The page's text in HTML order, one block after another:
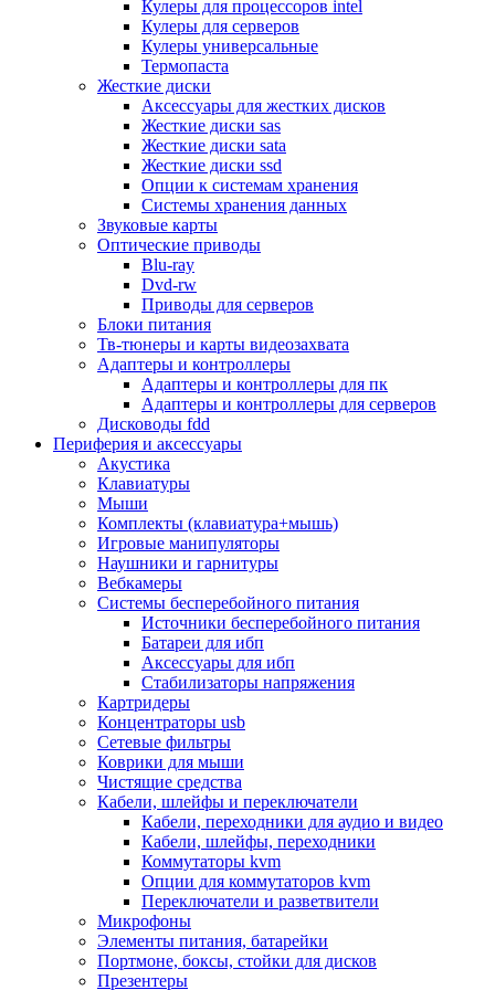
Микрофоны
Элементы питания, батарейки
Портмоне, боксы, стойки для дисков
Презентеры
Виртуальные очки
Аксессуары и опции для ноутбуков
Клавиатуры для ноутбуков
Сумки
Адаптеры и зарядные устройства
Подставки
Док станции, порт репликаторы
Батареи
Разное
Носители информации
Внешние жесткие диски
Карты памяти
Оптические носители
Blu-ray
Cd-r
Cd-rw
Dvd-r
Dvdrw
Серверы
Программное обеспечение
Операционные системы
Антивирусное по
Офисные приложения
Неттопы, тонкие клиенты, платформы nuc
Микрокомпьютеры
Опции для компьютеров
Бытовая техника
Кухонная техника
Блендеры, измельчители
Блинницы
Вакуумные упаковщики
Весы кухонные
Гриль
Дистилляторы
Йогуртницы
Кофеварки и кофемашины
Кофемолки
Кухонные комбайны
Ломтерезки
Микроволновые печи
Миксеры
Мини-печи
Мойки
Мультиварки
Кулеры для процессоров intel
Кулеры для серверов
Кулеры универсальные
Термопаста
Жесткие диски
Аксессуары для жестких дисков
Жесткие диски sas
Жесткие диски sata
Жесткие диски ssd
Опции к системам хранения
Системы хранения данных
Звуковые карты
Оптические приводы
Blu-ray
Dvd-rw
Приводы для серверов
Блоки питания
Тв-тюнеры и карты видеозахвата
Адаптеры и контроллеры
Адаптеры и контроллеры для пк
Адаптеры и контроллеры для серверов
Дисководы fdd
Периферия и аксессуары
Акустика
Клавиатуры
Мыши
Комплекты (клавиатура+мышь)
Игровые манипуляторы
Наушники и гарнитуры
Вебкамеры
Системы бесперебойного питания
Источники бесперебойного питания
Батареи для ибп
Аксессуары для ибп
Стабилизаторы напряжения
Картридеры
Концентраторы usb
Сетевые фильтры
Коврики для мыши
Чистящие средства
Кабели, шлейфы и переключатели
Кабели, переходники для аудио и видео
Кабели, шлейфы, переходники
Коммутаторы kvm
Опции для коммутаторов kvm
Переключатели и разветвители
Микрофоны
Элементы питания, батарейки
Портмоне, боксы, стойки для дисков
Презентеры